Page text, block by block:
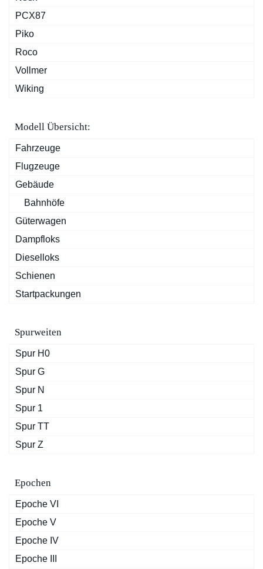
PCX87
Piko
Roco
Vollmer
Wiking
Modell Übersicht:
Fahrzeuge
Flugzeuge
Gebäude
Bahnhöfe
Güterwagen
Dampfloks
Dieselloks
Schienen
Startpackungen
Spurweiten
Spur H0
Spur G
Spur N
Spur 1
Spur TT
Spur Z
Epochen
Epoche VI
Epoche V
Epoche IV
Epoche III